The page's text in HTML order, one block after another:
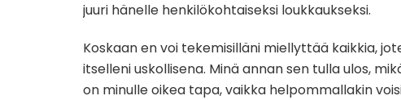
juuri hänelle henkilökohtaiseksi loukkaukseksi.
Koskaan en voi tekemisilläni miellyttää kaikkia,
itselleni uskollisena. Minä annan sen tulla ulos,
on minulle oikea tapa, vaikka helpommallakin